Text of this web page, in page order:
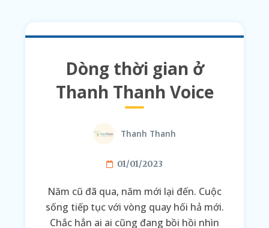
Dòng thời gian ở
Thanh Thanh Voice
Thanh Thanh
01/01/2023
Năm cũ đã qua, năm mới lại đến. Cuộc
sống tiếp tục với vòng quay hối hả mới.
Chắc hẳn ai ai cũng đang bồi hồi nhìn